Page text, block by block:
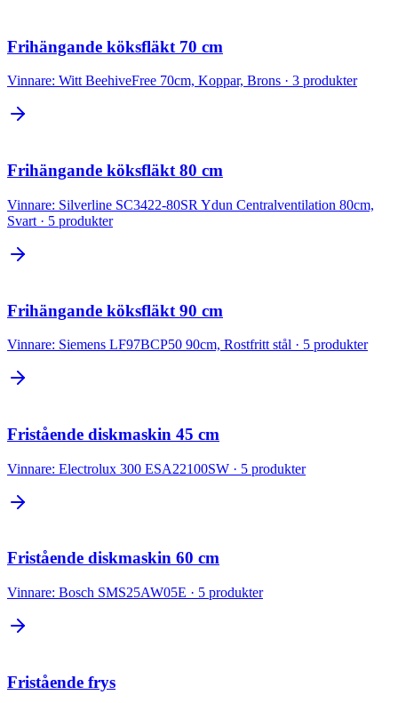
Frihängande köksfläkt 70 cm
Vinnare: Witt BeehiveFree 70cm, Koppar, Brons · 3 produkter
Frihängande köksfläkt 80 cm
Vinnare: Silverline SC3422-80SR Ydun Centralventilation 80cm,
Svart · 5 produkter
Frihängande köksfläkt 90 cm
Vinnare: Siemens LF97BCP50 90cm, Rostfritt stål · 5 produkter
Fristående diskmaskin 45 cm
Vinnare: Electrolux 300 ESA22100SW · 5 produkter
Fristående diskmaskin 60 cm
Vinnare: Bosch SMS25AW05E · 5 produkter
Fristående frys